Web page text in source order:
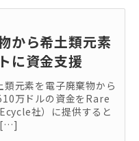
から希土類元素
に資金支援
元素を電子廃棄物から
万ドルの資金をRare
社）に提供すると
[…]